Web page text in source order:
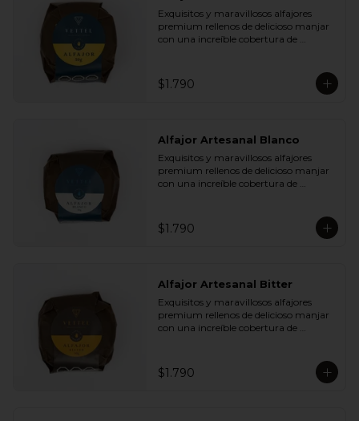
Plátano Chips y Cranberries
- Chocolate Leche 35% Cacao con
Almendras y Nibs de Cacao
- Chocolate Leche 35% Cacao con Maní
Semillas de Zapallo y Quinoa
- Chocolate Bitter 55% Cacao con Maní
Exquisitos y maravillosos alfajores
premium rellenos de delicioso manjar
con una increíble cobertura de
$1.790
Alfajor Artesanal Blanco
Exquisitos y maravillosos alfajores
premium rellenos de delicioso manjar
con una increíble cobertura de
queremos.
$1.790
Alfajor Artesanal Bitter
Exquisitos y maravillosos alfajores
premium rellenos de delicioso manjar
con una increíble cobertura de
$1.790